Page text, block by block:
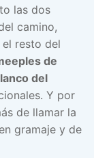
las dos
camino,
resto del
de
del
Y por
de llamar la
gramaje y de